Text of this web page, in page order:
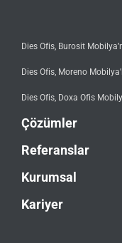
Dies Ofis, Burosit
Dies Ofis, Moreno
Dies Ofis, Doxa Ofis
Çözümler
Referanslar
Kurumsal
Kariyer